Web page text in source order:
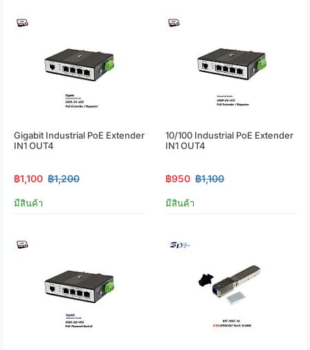
Gigabit Industrial PoE Extender
IN1 OUT4
฿1,100 ฿1,200
มีสินค้า
10/100 Industrial PoE Extender
IN1 OUT4
฿950 ฿1,100
มีสินค้า